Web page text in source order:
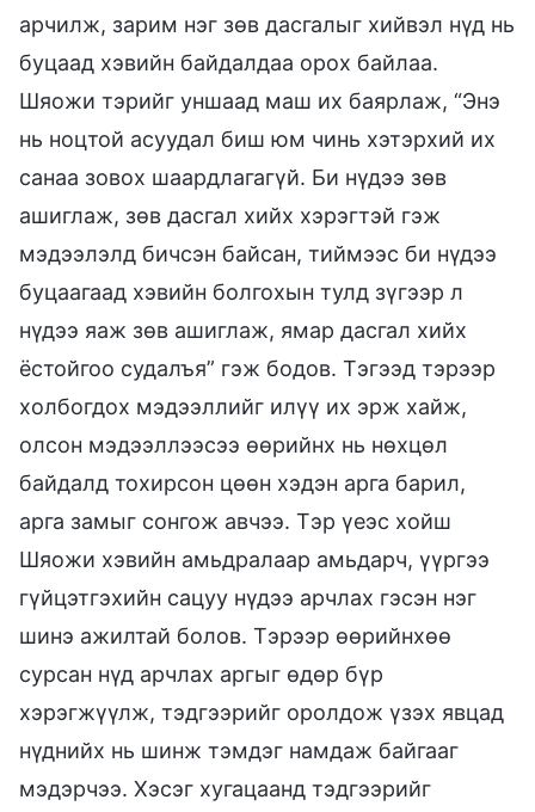
арчилж, зарим нэг зөв дасгалыг хийвэл нүд нь
буцаад хэвийн байдалдаа орох байлаа.
Шяожи тэрийг уншаад маш их баярлаж, “Энэ
нь ноцтой асуудал биш юм чинь хэтэрхий их
санаа зовох шаардлагагүй. Би нүдээ зөв
ашиглаж, зөв дасгал хийх хэрэгтэй гэж
мэдээлэлд бичсэн байсан, тиймээс би нүдээ
буцаагаад хэвийн болгохын тулд зүгээр л
нүдээ яаж зөв ашиглаж, ямар дасгал хийх
ёстойгоо судалъя” гэж бодов. Тэгээд тэрээр
холбогдох мэдээллийг илүү их эрж хайж,
олсон мэдээллээсээ өөрийнх нь нөхцөл
байдалд тохирсон цөөн хэдэн арга барил,
арга замыг сонгож авчээ. Тэр үеэс хойш
Шяожи хэвийн амьдралаар амьдарч, үүргээ
гүйцэтгэхийн сацуу нүдээ арчлах гэсэн нэг
шинэ ажилтай болов. Тэрээр өөрийнхөө
сурсан нүд арчлах аргыг өдөр бүр
хэрэгжүүлж, тэдгээрийг оролдож үзэх явцад
нүднийх нь шинж тэмдэг намдаж байгааг
мэдэрчээ. Хэсэг хугацаанд тэдгээрийг